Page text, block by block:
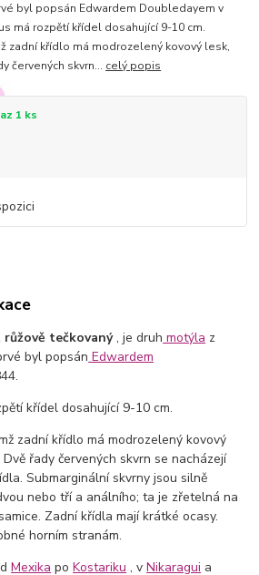
byl popsán Edwardem Doubledayem v
má rozpětí křídel dosahující 9-10 cm.
zadní křídlo má modrozelený kovový lesk,
červených skvrn... celý popis
1 ks
růžově tečkovaný, je druh motýla z
byl popsán Edwardem
křídel dosahující 9-10 cm.
zadní křídlo má modrozelený kovový
řady červených skvrn se nacházejí
Submarginální skvrny jsou silně
nebo tří a análního; ta je zřetelná na
Zadní křídla mají krátké ocasy.
horním stranám.
Mexika poKostariku , vNikaragui a